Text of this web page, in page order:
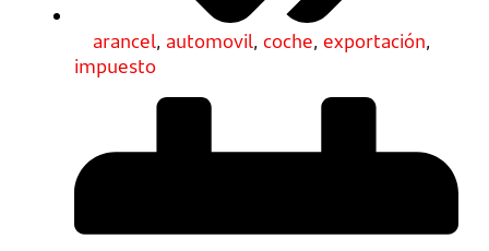
arancel, automovil, coche, exportación,
impuesto